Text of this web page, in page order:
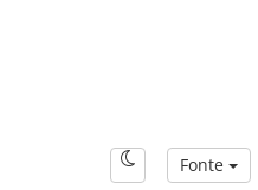
Fonte